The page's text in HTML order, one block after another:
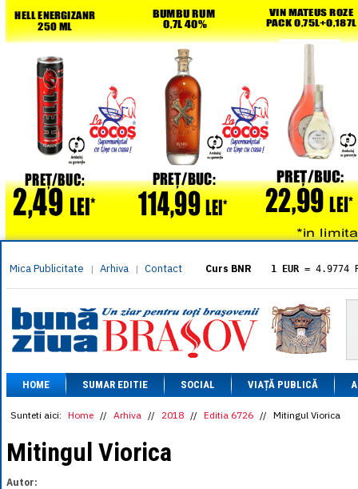
Mica Publicitate | Arhiva | Contact Curs BNR 1 EUR = 4.9774
= 5.8304
1 XAU= 464.4611
1 AED= 1.1933
1 AUD= 2.7957
1 BGN= 2.5449
1 CAD= 3.1559
1 CHF= 5.2813
1 CNY= 0.6015
HOME SUMAR EDITIE SOCIAL VIAȚĂ PUBLICĂ
Sunteti aici: Home // Arhiva // 2018 // Editia 6726 // Mitingul Viorica
Mitingul Viorica
Autor: